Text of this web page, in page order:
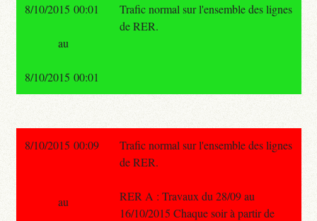
8/10/2015 00:01
Trafic normal sur l'ensemble des lignes
de RER.
au
8/10/2015 00:01
8/10/2015 00:09
Trafic normal sur l'ensemble des lignes
de RER.
RER A : Travaux du 28/09 au
16/10/2015 Chaque soir à partir de
au